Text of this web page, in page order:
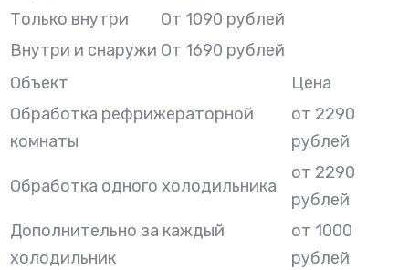
Только внутри
От 1090 рублей
Внутри и снаружи От 1690 рублей
Объект
Цена
Обработка рефрижераторной
комнаты
от 2290
рублей
Обработка одного холодильника
от 2290
рублей
Дополнительно за каждый
холодильник
от 1000
рублей